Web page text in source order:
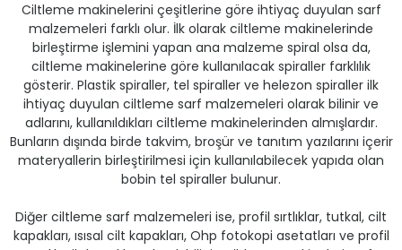
Ciltleme makinelerini çeşitlerine göre ihtiyaç duyulan sarf
malzemeleri farklı olur. İlk olarak ciltleme makinelerinde
birleştirme işlemini yapan ana malzeme spiral olsa da,
ciltleme makinelerine göre kullanılacak spiraller farklılık
gösterir. Plastik spiraller, tel spiraller ve helezon spiraller ilk
ihtiyaç duyulan ciltleme sarf malzemeleri olarak bilinir ve
adlarını, kullanıldıkları ciltleme makinelerinden almışlardır.
Bunların dışında birde takvim, broşür ve tanıtım yazılarını içerir
materyallerin birleştirilmesi için kullanılabilecek yapıda olan
bobin tel spiraller bulunur.
Diğer ciltleme sarf malzemeleri ise, profil sırtlıklar, tutkal, cilt
kapakları, ısısal cilt kapakları, Ohp fotokopi asetatları ve profil